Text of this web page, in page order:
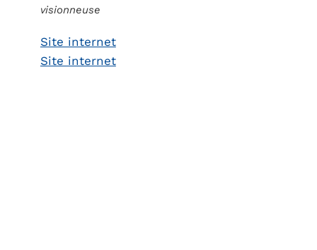
visionneuse
Site internet
Site internet